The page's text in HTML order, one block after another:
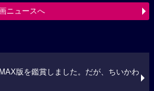
ニュースへ
版を鑑賞しました。だが、ちいかわ